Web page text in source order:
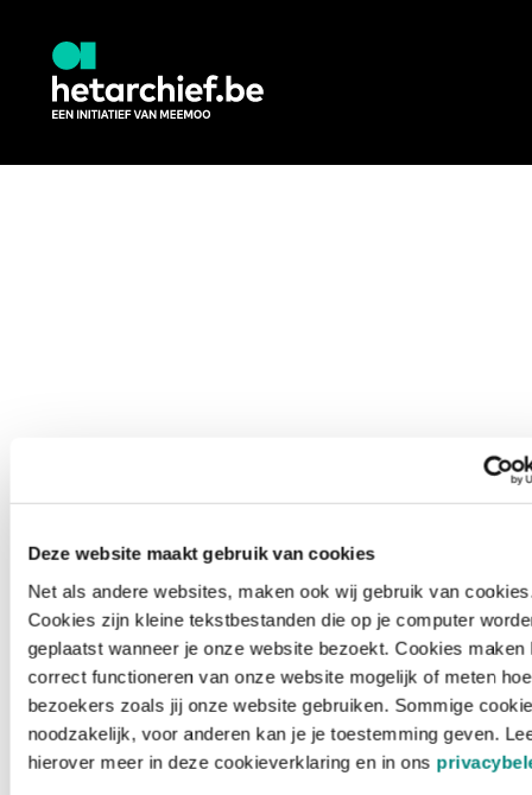
Deze website maakt gebruik van cookies
Net als andere websites, maken ook wij gebruik van
Cookies zijn kleine tekstbestanden die op je computer
geplaatst wanneer je onze website bezoekt. Cookies maken
correct functioneren van onze website mogelijk of meten hoe
bezoekers zoals jij onze website gebruiken. Sommige
noodzakelijk, voor anderen kan je je toestemming geven.
hierover meer in deze cookieverklaring en in ons